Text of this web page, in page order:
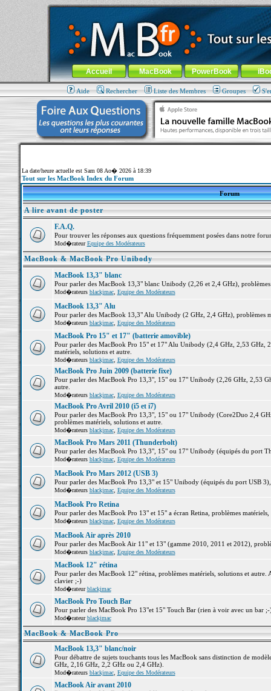
MacBook-fr.com : 100% Apple... 100% nomade !
Aller au contenu-Aller au menu général-Aller au menu de
Menu général
Accueil MacBook PowerBook
Aide Rechercher Liste des Membres Groupes
La date/heure actuelle est Sam 08 Ao� 2026 à 18:39
Tout sur les MacBook Index du Forum
Forum
A lire avant de poster
F.A.Q.
Pour trouver les réponses aux questions fréquemment posées dans notre
Mod�rateurEquipe des Modérateurs
MacBook & MacBook Pro Unibody
MacBook 13,3" blanc
Pour parler des MacBook 13,3" blanc Unibody (2,26 et 2,4 GHz),
Mod�rateurs blackjmac, Equipe des Modérateurs
MacBook 13,3" Alu
Pour parler des MacBook 13,3" Alu Unibody (2 GHz, 2,4 GHz), problèmes
Mod�rateurs blackjmac, Equipe des Modérateurs
MacBook Pro 15" et 17" (batterie amovible)
Pour parler des MacBook Pro 15" et 17" Alu Unibody (2,4 GHz, 2,53 GHz,
matériels, solutions et autre.
Mod�rateurs blackjmac, Equipe des Modérateurs
MacBook Pro Juin 2009 (batterie fixe)
Pour parler des MacBook Pro 13,3", 15" ou 17" Unibody (2,26 GHz, 2,53
autre.
Mod�rateurs blackjmac, Equipe des Modérateurs
MacBook Pro Avril 2010 (i5 et i7)
Pour parler des MacBook Pro 13,3", 15" ou 17" Unibody (Core2Duo 2,4
problèmes matériels, solutions et autre.
Mod�rateurs blackjmac, Equipe des Modérateurs
MacBook Pro Mars 2011 (Thunderbolt)
Pour parler des MacBook Pro 13,3", 15" ou 17" Unibody (équipés du port
Mod�rateurs blackjmac, Equipe des Modérateurs
MacBook Pro Mars 2012 (USB 3)
Pour parler des MacBook Pro 13,3" et 15" Unibody (équipés du port USB
Mod�rateurs blackjmac, Equipe des Modérateurs
MacBook Pro Retina
Pour parler des MacBook Pro 13" et 15" a écran Retina, problèmes matériels,
Mod�rateurs blackjmac, Equipe des Modérateurs
MacBook Air après 2010
Pour parler des MacBook Air 11" et 13" (gamme 2010, 2011 et 2012),
Mod�rateurs blackjmac, Equipe des Modérateurs
MacBook 12" rétina
Pour parler des MacBook 12" rétina, problèmes matériels, solutions et
clavier ;-)
Mod�rateurblackjmac
MacBook Pro Touch Bar
Pour parler des MacBook Pro 13"et 15" Touch Bar (rien à voir avec un bar
Mod�rateurblackjmac
MacBook & MacBook Pro
MacBook 13,3" blanc/noir
Pour débattre de sujets touchants tous les MacBook sans distinction de
GHz, 2,16 GHz, 2,2 GHz ou 2,4 GHz).
Mod�rateurs blackjmac, Equipe des Modérateurs
MacBook Air avant 2010